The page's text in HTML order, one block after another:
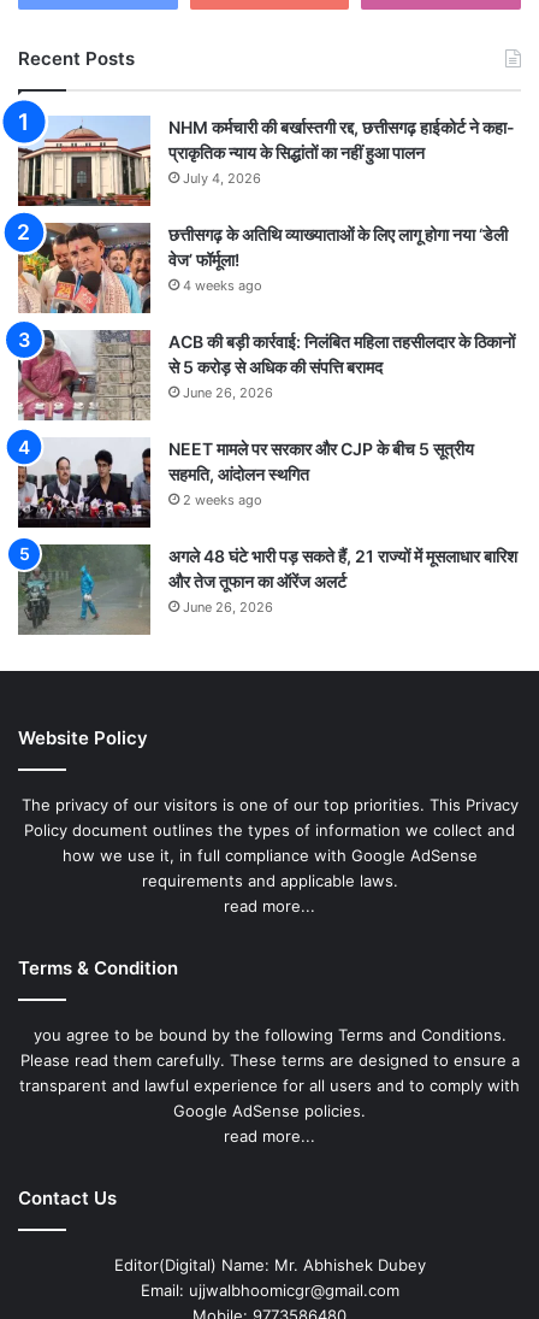
Recent Posts
NHM कर्मचारी की बर्खास्तगी रद्द, छत्तीसगढ़ हाईकोर्ट ने कहा-
प्राकृतिक न्याय के सिद्धांतों का नहीं हुआ पालन
July 4, 2026
छत्तीसगढ़ के अतिथि व्याख्याताओं के लिए लागू होगा नया ‘डेली
वेज’ फॉर्मूला!
4 weeks ago
ACB की बड़ी कार्रवाई: निलंबित महिला तहसीलदार के ठिकानों
से 5 करोड़ से अधिक की संपत्ति बरामद
June 26, 2026
NEET मामले पर सरकार और CJP के बीच 5 सूत्रीय
सहमति, आंदोलन स्थगित
2 weeks ago
अगले 48 घंटे भारी पड़ सकते हैं, 21 राज्यों में मूसलाधार बारिश
और तेज तूफान का ऑरेंज अलर्ट
June 26, 2026
Website Policy
The privacy of our visitors is one of our top priorities. This Privacy
Policy document outlines the types of information we collect and
how we use it, in full compliance with Google AdSense
requirements and applicable laws.
read more...
Terms & Condition
you agree to be bound by the following Terms and Conditions.
Please read them carefully. These terms are designed to ensure a
transparent and lawful experience for all users and to comply with
Google AdSense policies.
read more...
Contact Us
Editor(Digital) Name: Mr. Abhishek Dubey
Email: ujjwalbhoomicgr@gmail.com